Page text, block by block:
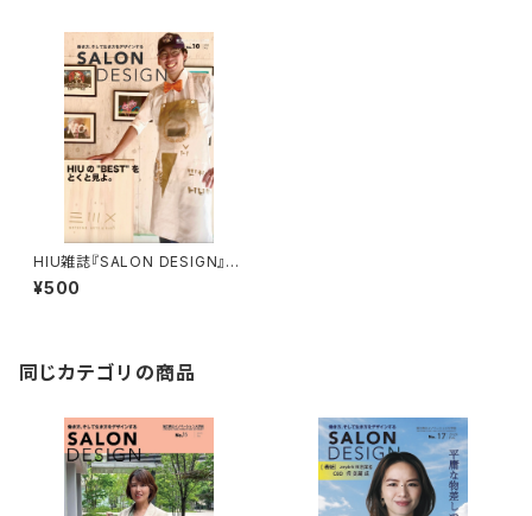
HIU雑誌『SALON DESIGN』v
ol.10（電子版）
¥500
同じカテゴリの商品